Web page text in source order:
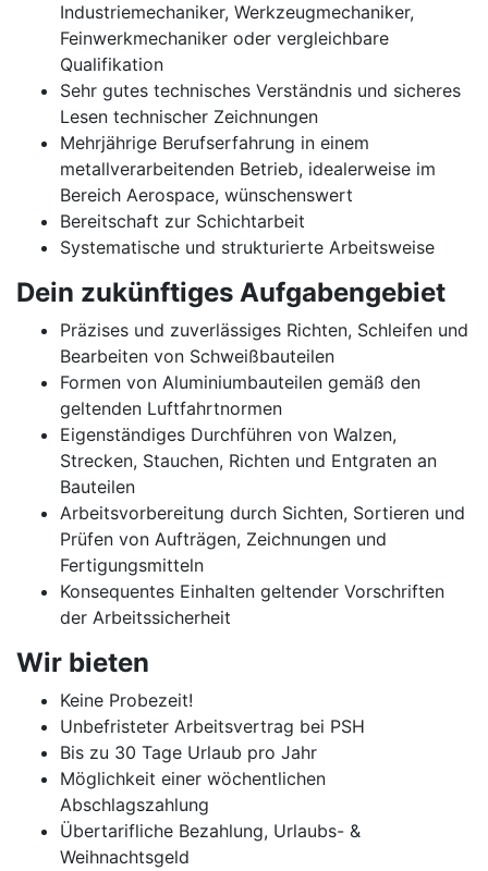
Industriemechaniker, Werkzeugmechaniker,
Feinwerkmechaniker oder vergleichbare
Qualifikation
Sehr gutes technisches Verständnis und sicheres
Lesen technischer Zeichnungen
Mehrjährige Berufserfahrung in einem
metallverarbeitenden Betrieb, idealerweise im
Bereich Aerospace, wünschenswert
Bereitschaft zur Schichtarbeit
Systematische und strukturierte Arbeitsweise
Dein zukünftiges Aufgabengebiet
Präzises und zuverlässiges Richten, Schleifen und
Bearbeiten von Schweißbauteilen
Formen von Aluminiumbauteilen gemäß den
geltenden Luftfahrtnormen
Eigenständiges Durchführen von Walzen,
Strecken, Stauchen, Richten und Entgraten an
Bauteilen
Arbeitsvorbereitung durch Sichten, Sortieren und
Prüfen von Aufträgen, Zeichnungen und
Fertigungsmitteln
Konsequentes Einhalten geltender Vorschriften
der Arbeitssicherheit
Wir bieten
Keine Probezeit!
Unbefristeter Arbeitsvertrag bei PSH
Bis zu 30 Tage Urlaub pro Jahr
Möglichkeit einer wöchentlichen
Abschlagszahlung
Übertarifliche Bezahlung, Urlaubs- &
Weihnachtsgeld